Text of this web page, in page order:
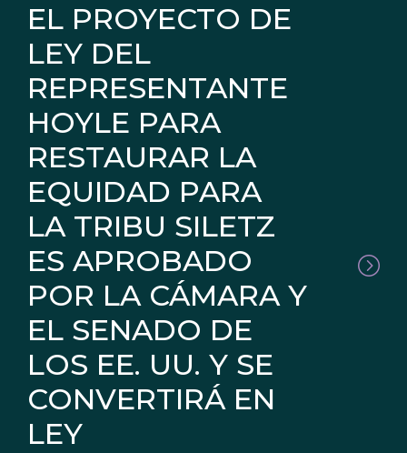
EL PROYECTO DE
LEY DEL
REPRESENTANTE
HOYLE PARA
RESTAURAR LA
EQUIDAD PARA
LA TRIBU SILETZ
ES APROBADO
POR LA CÁMARA Y
EL SENADO DE
LOS EE. UU. Y SE
CONVERTIRÁ EN
LEY